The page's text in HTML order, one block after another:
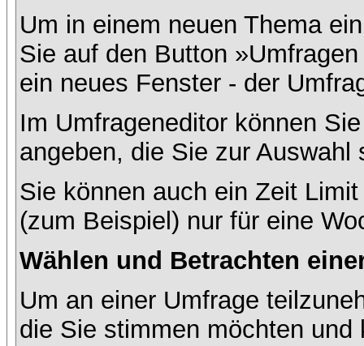
Um in einem neuen Thema
Sie auf den Button
ein neues Fenster - der
Im Umfrageneditor können
angeben, die Sie zur Auswahl
Sie können auch ein Zeit
(zum Beispiel) nur für eine
Wählen und Betrachten
Um an einer Umfrage
die Sie stimmen möchten